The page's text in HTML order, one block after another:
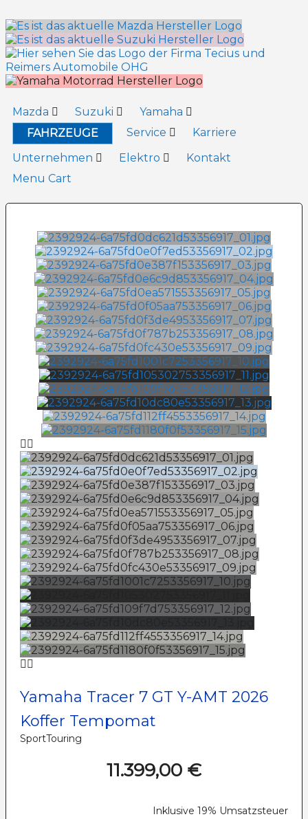
springen
Mazda Suzuki
Yamaha
FAHRZEUGE
Service
Karriere
Unternehmen
Elektro
Kontakt
Menu Cart
Yamaha Tracer 7 GT Y-AMT 2026
Koffer Tempomat
SportTouring
11.399,00 €
Inklusive 19% Umsatzsteuer